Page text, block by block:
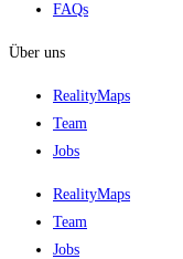
FAQs
Über uns
RealityMaps
Team
Jobs
RealityMaps
Team
Jobs